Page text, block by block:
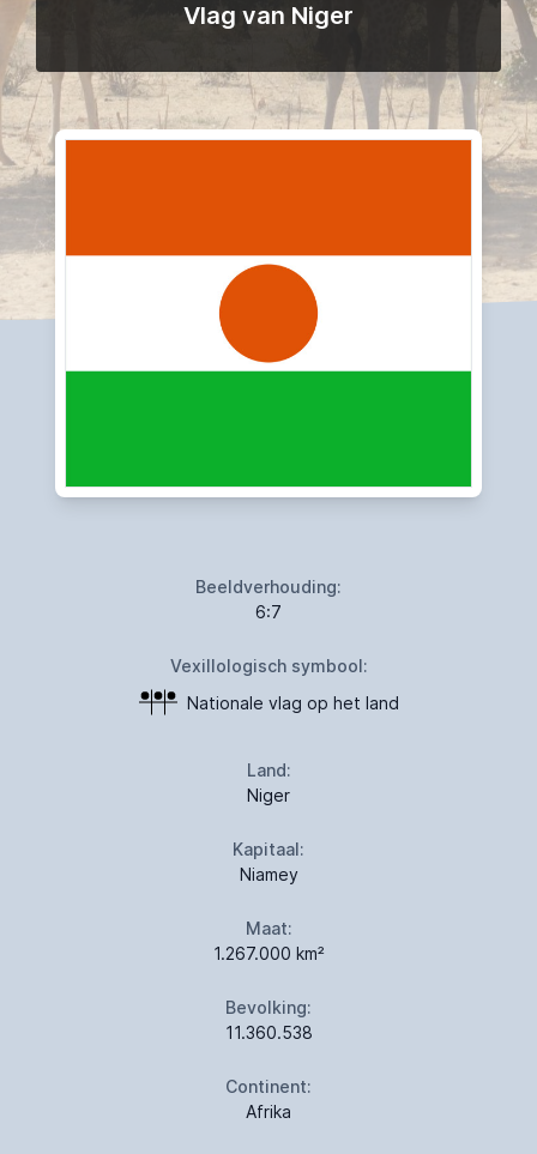
Vlag van Niger
Beeldverhouding:
6:7
Vexillologisch symbool:
Nationale vlag op het land
Land:
Niger
Kapitaal:
Niamey
Maat:
1.267.000 km²
Bevolking:
11.360.538
Continent:
Afrika